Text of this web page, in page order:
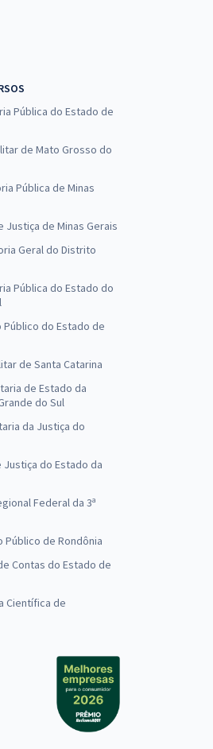
Pública do Estado de
de Mato Grosso do
Pública de Minas
Justiça de Minas Gerais
Geral do Distrito
Pública do Estado do
Público do Estado de
de Santa Catarina
de Estado da
do Sul
da Justiça do
Justiça do Estado da
Federal da 3ª
Público de Rondônia
Contas do Estado de
Científica de